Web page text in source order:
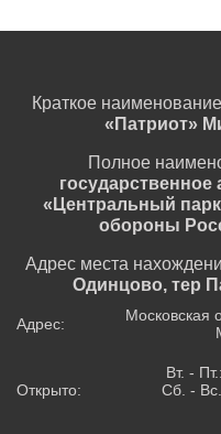
Краткое
«Патриот»
Полное
«Центральный
обороны
Адрес места
Одинцово, тер
Адрес:
Московская
Открыто:
Вт. -
Сб. -